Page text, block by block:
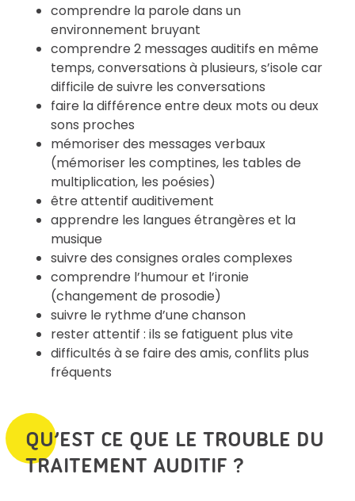
comprendre la parole dans un
environnement bruyant
comprendre 2 messages auditifs en même
temps, conversations à plusieurs, s’isole car
difficile de suivre les conversations
faire la différence entre deux mots ou deux
sons proches
mémoriser des messages verbaux
(mémoriser les comptines, les tables de
multiplication, les poésies)
être attentif auditivement
apprendre les langues étrangères et la
musique
suivre des consignes orales complexes
comprendre l’humour et l’ironie
(changement de prosodie)
suivre le rythme d’une chanson
rester attentif : ils se fatiguent plus vite
difficultés à se faire des amis, conflits plus
fréquents
QU’EST CE QUE LE TROUBLE DU
TRAITEMENT AUDITIF ?